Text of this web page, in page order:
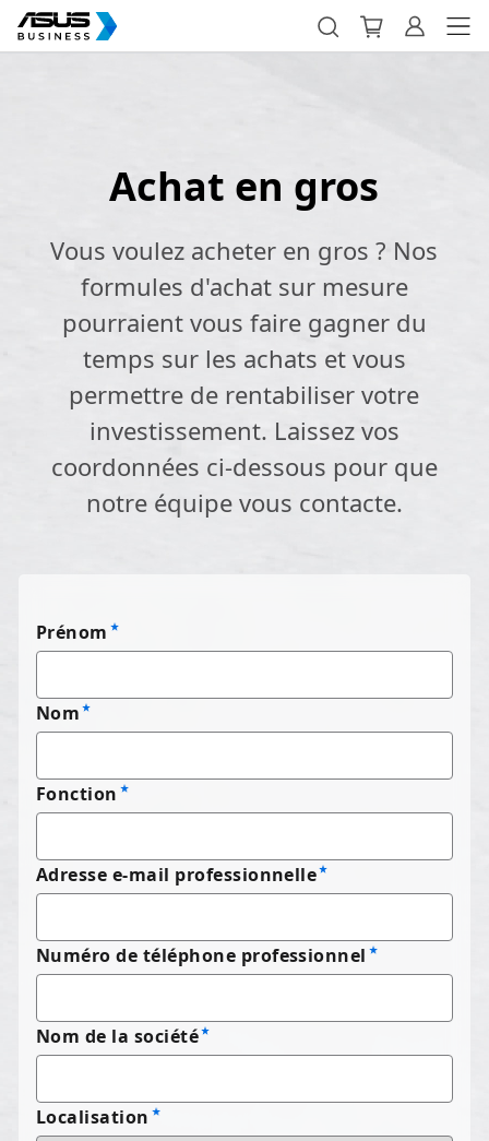
Achat en gros
Vous voulez acheter en gros ? Nos
formules d'achat sur mesure
pourraient vous faire gagner du
temps sur les achats et vous
permettre de rentabiliser votre
investissement. Laissez vos
coordonnées ci-dessous pour que
notre équipe vous contacte.
Prénom
Nom
Fonction
Adresse e-mail professionnelle
Numéro de téléphone professionnel
Nom de la société
Localisation